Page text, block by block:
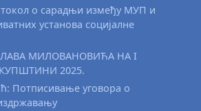
о сарадњи између МУП и
установа социјалне
МИЛОВАНОВИЋА НА I
2025.
Потписивање уговора о